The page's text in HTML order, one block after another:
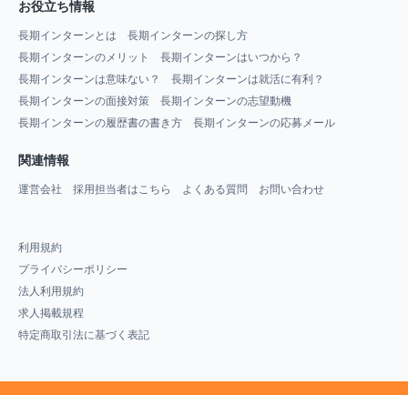
お役立ち情報
長期インターンとは
長期インターンの探し方
長期インターンのメリット
長期インターンはいつから？
長期インターンは意味ない？
長期インターンは就活に有利？
長期インターンの面接対策
長期インターンの志望動機
長期インターンの履歴書の書き方
長期インターンの応募メール
関連情報
運営会社 採用担当者はこちら よくある質問 お問い合わせ
利用規約
プライバシーポリシー
法人利用規約
求人掲載規程
特定商取引法に基づく表記